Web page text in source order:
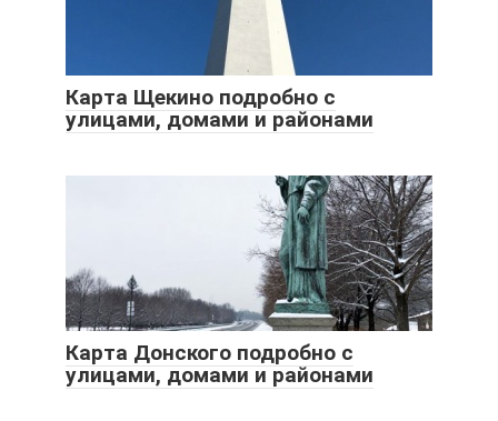
Карта Щекино подробно с
улицами, домами и районами
Карта Донского подробно с
улицами, домами и районами